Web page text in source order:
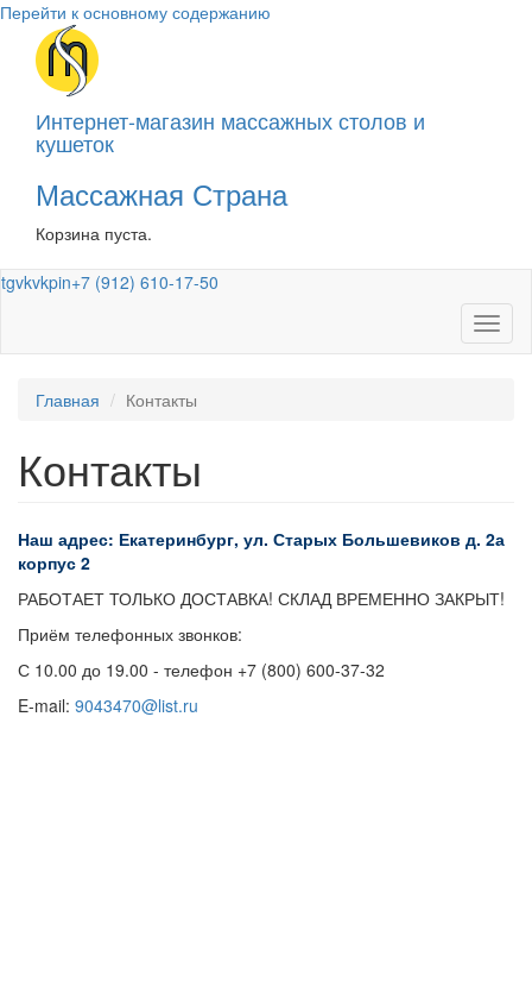
Перейти к основному содержанию
Интернет-магазин массажных столов и
кушеток
Массажная Страна
Корзина пуста.
tgvkvkpin+7 (912) 610-17-50
Главная Контакты
Контакты
Наш адрес: Екатеринбург, ул. Старых Большевиков д. 2а
корпус 2
РАБОТАЕТ ТОЛЬКО ДОСТАВКА! СКЛАД ВРЕМЕННО ЗАКРЫТ!
Приём телефонных звонков:
С 10.00 до 19.00 - телефон +7 (800) 600-37-32
E-mail: 9043470@list.ru